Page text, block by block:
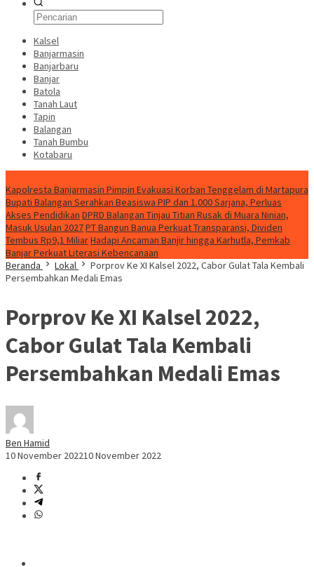
Kalsel
Banjarmasin
Banjarbaru
Banjar
Batola
Tanah Laut
Tapin
Balangan
Tanah Bumbu
Kotabaru
Kapolresta Banjarmasin Pimpin Evakuasi Korban Tenggelam di Martapura
Bupati Balangan Serahkan Beasiswa PIP dan 1.000 Sarjana, Perluas
Akses Pendidikan DPRD Balangan Tinjau Titian Rusak di Muara Ninian,
Masuk Usulan 2027PT Bangun Banua Perkuat Transparansi, Dividen
Tembus Rp9,1 MiliarHadapi Ancaman Banjir hingga Karhutla, Pemkab
Banjar Perkuat Literasi Kebencanaan
Beranda
Lokal
Porprov Ke XI Kalsel 2022, Cabor Gulat Tala Kembali
Persembahkan Medali Emas
Porprov Ke XI Kalsel 2022,
Cabor Gulat Tala Kembali
Persembahkan Medali Emas
Ben Hamid
10 November 202210 November 2022